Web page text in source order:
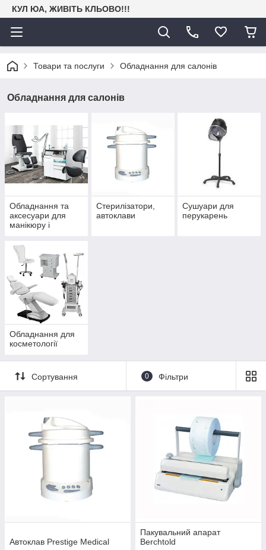
КУЛ ЮА, ЖИВІТЬ КЛЬОВО!!!
Товари та послуги Обладнання для салонів
Обладнання для салонів
Обладнання та
аксесуари для
манікюру і
Стерилізатори,
автоклави
Сушуари для
перукарень
Обладнання для
косметології
Сортування 0 Фільтри
Автоклав Prestige Medical
Пакувальний апарат
Berchtold